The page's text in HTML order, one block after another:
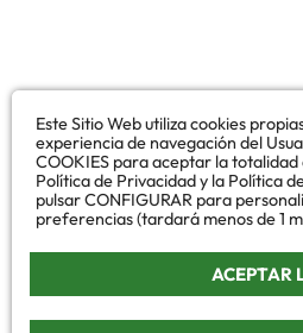
Este Sitio Web utiliza cookies
experiencia de navegación del
COOKIES para aceptar la totalidad
Política de Privacidad y la Política
pulsar CONFIGURAR para
preferencias (tardará menos de 1
ACEPTAR